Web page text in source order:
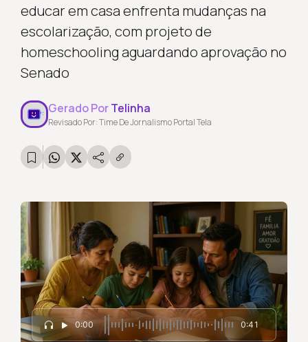
educar em casa enfrenta mudanças na
escolarização, com projeto de
homeschooling aguardando aprovação no
Senado
Gerado PorTelinha
Revisado Por: Time De Jornalismo Portal Tela
0:00 0:41